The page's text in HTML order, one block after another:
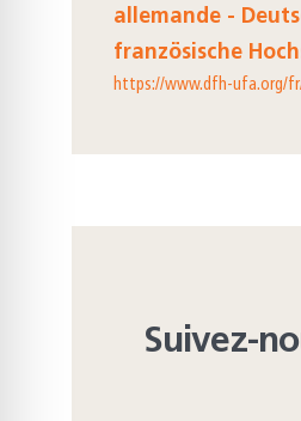
allemande -
französische
https://www.dfh-ufa.org/
Suivez-